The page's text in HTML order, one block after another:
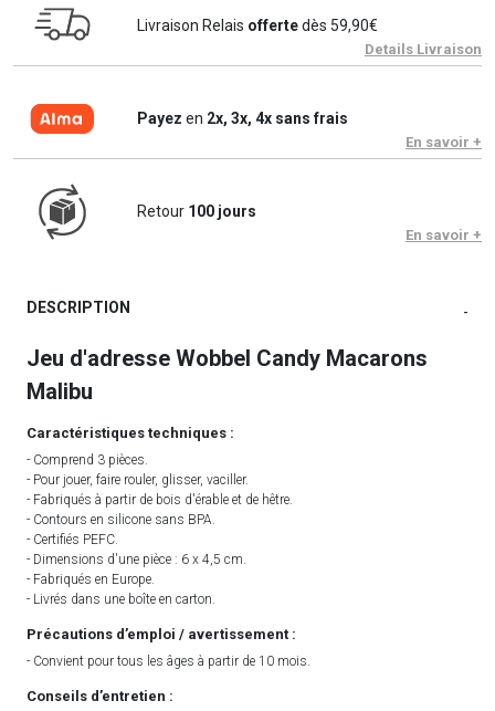
Livraison Relais offertedès 59,90€
Details Livraison
Payez en 2x, 3x, 4x sans frais
En savoir +
Retour 100 jours
En savoir +
DESCRIPTION -
Jeu d'adresse Wobbel Candy Macarons
Malibu
Caractéristiques techniques :
- Comprend 3 pièces.
- Pour jouer, faire rouler, glisser, vaciller.
- Fabriqués à partir de bois d'érable et de hêtre.
- Contours en silicone sans BPA.
- Certifiés PEFC.
- Dimensions d'une pièce : 6 x 4,5 cm.
- Fabriqués en Europe.
- Livrés dans une boîte en carton.
Précautions d’emploi / avertissement :
- Convient pour tous les âges à partir de 10 mois.
Conseils d’entretien :